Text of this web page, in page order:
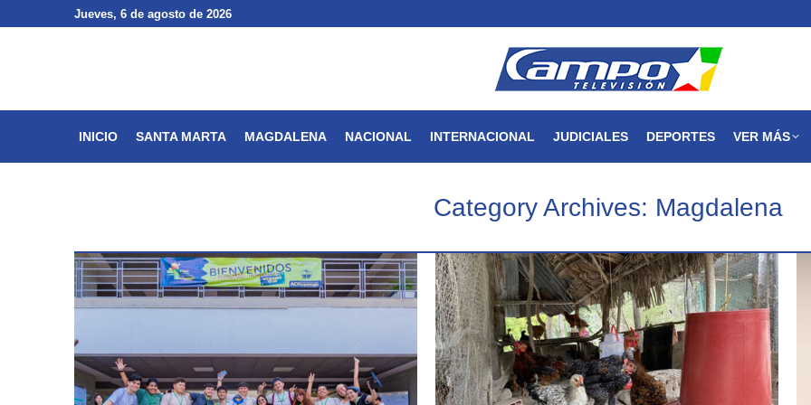
Jueves, 6 de agosto de 2026
INICIO SANTA MARTA MAGDALENA NACIONAL INTERNACIONAL JUDICIALES DEPORTES VER MÁS
Category Archives: Magdalena
Jueves, 6 de agosto de 2026
NACIONAL INTERNACIONAL